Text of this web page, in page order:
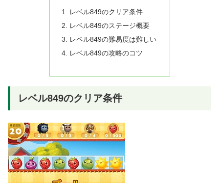
レベル849のクリア条件
レベル849のステージ概要
レベル849の難易度は難しい
レベル849の攻略のコツ
レベル849のクリア条件